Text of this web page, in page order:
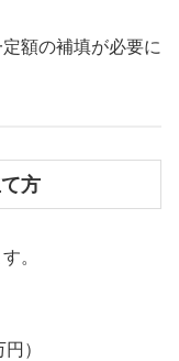
額の補填が必要に
方
。
）